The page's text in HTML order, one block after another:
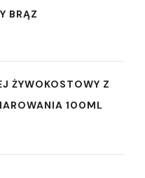
BRĄZ
ŻYWOKOSTOWY Z
100ML